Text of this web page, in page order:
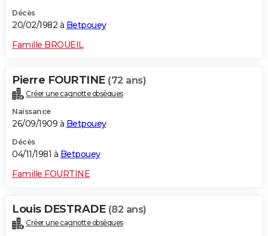
Décès
20/02/1982 à Betpouey
Famille BROUEIL
Pierre FOURTINE (72 ans)
Créer une cagnotte obsèques
Naissance
26/09/1909 à Betpouey
Décès
04/11/1981 à Betpouey
Famille FOURTINE
Louis DESTRADE (82 ans)
Créer une cagnotte obsèques